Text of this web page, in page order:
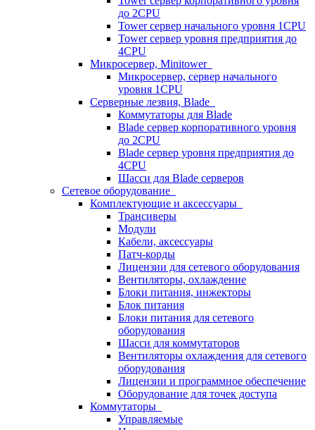
до 2CPU
Tower сервер начального уровня 1CPU
Tower сервер уровня предприятия до
4CPU
Микросервер, Minitower
Микросервер, сервер начального
уровня 1CPU
Серверные лезвия, Blade
Коммутаторы для Blade
Blade сервер корпоративного уровня
до 2CPU
Blade сервер уровня предприятия до
4CPU
Шасси для Blade серверов
Сетевое оборудование
Комплектующие и аксессуары
Трансиверы
Модули
Кабели, аксессуары
Патч-корды
Лицензии для сетевого оборудования
Вентиляторы, охлаждение
Блоки питания, инжекторы
Блок питания
Блоки питания для сетевого
оборудования
Шасси для коммутаторов
Вентиляторы охлаждения для сетевого
оборудования
Лицензии и программное обеспечение
Оборудование для точек доступа
Коммутаторы
Управляемые